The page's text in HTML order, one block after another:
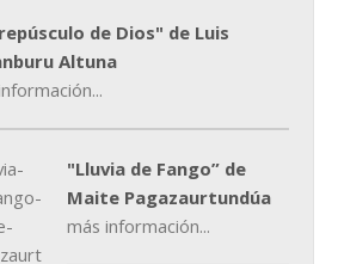
de Dios" de Luis
Altuna
"Lluvia de Fango” de
Maite Pagazaurtundúa
más información...